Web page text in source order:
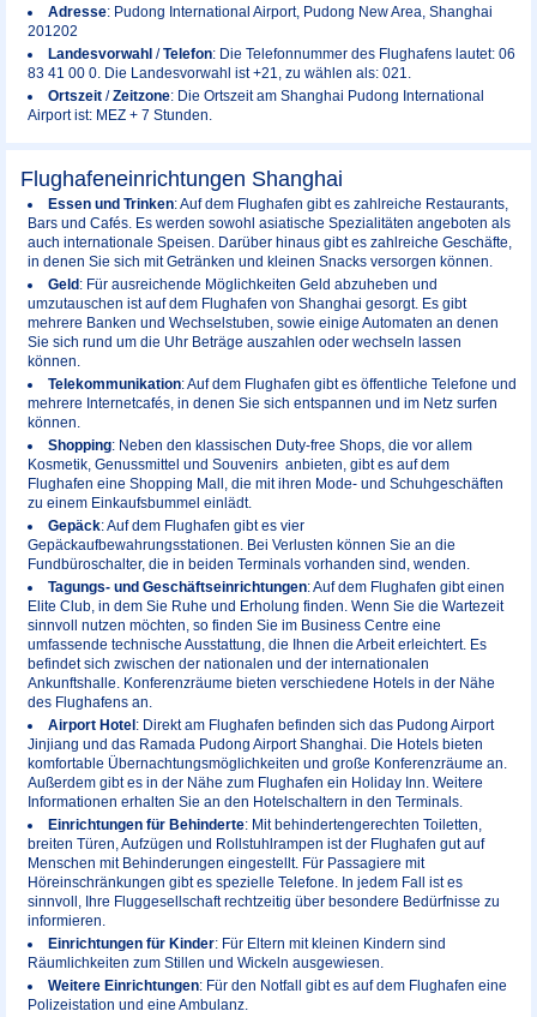
Adresse: Pudong International Airport, Pudong New Area, Shanghai
201202
Landesvorwahl /Telefon: Die Telefonnummer des Flughafens lautet: 06
83 41 00 0. Die Landesvorwahl ist +21, zu wählen als: 021.
Ortszeit /Zeitzone: Die Ortszeit am Shanghai Pudong International
Airport ist: MEZ + 7 Stunden.
Flughafeneinrichtungen Shanghai
Essen und Trinken: Auf dem Flughafen gibt es zahlreiche Restaurants,
Bars und Cafés. Es werden sowohl asiatische Spezialitäten angeboten als
auch internationale Speisen. Darüber hinaus gibt es zahlreiche Geschäfte,
in denen Sie sich mit Getränken und kleinen Snacks versorgen können.
Geld: Für ausreichende Möglichkeiten Geld abzuheben und
umzutauschen ist auf dem Flughafen von Shanghai gesorgt. Es gibt
mehrere Banken und Wechselstuben, sowie einige Automaten an denen
Sie sich rund um die Uhr Beträge auszahlen oder wechseln lassen
können.
Telekommunikation: Auf dem Flughafen gibt es öffentliche Telefone und
mehrere Internetcafés, in denen Sie sich entspannen und im Netz surfen
können.
Shopping: Neben den klassischen Duty-free Shops, die vor allem
Kosmetik, Genussmittel und Souvenirs anbieten, gibt es auf dem
Flughafen eine Shopping Mall, die mit ihren Mode- und Schuhgeschäften
zu einem Einkaufsbummel einlädt.
Gepäck: Auf dem Flughafen gibt es vier
Gepäckaufbewahrungsstationen. Bei Verlusten können Sie an die
Fundbüroschalter, die in beiden Terminals vorhanden sind, wenden.
Tagungs- und Geschäftseinrichtungen: Auf dem Flughafen gibt einen
Elite Club, in dem Sie Ruhe und Erholung finden. Wenn Sie die Wartezeit
sinnvoll nutzen möchten, so finden Sie im Business Centre eine
umfassende technische Ausstattung, die Ihnen die Arbeit erleichtert. Es
befindet sich zwischen der nationalen und der internationalen
Ankunftshalle. Konferenzräume bieten verschiedene Hotels in der Nähe
des Flughafens an.
Airport Hotel: Direkt am Flughafen befinden sich das Pudong Airport
Jinjiang und das Ramada Pudong Airport Shanghai. Die Hotels bieten
komfortable Übernachtungsmöglichkeiten und große Konferenzräume an.
Außerdem gibt es in der Nähe zum Flughafen ein Holiday Inn. Weitere
Informationen erhalten Sie an den Hotelschaltern in den Terminals.
Einrichtungen für Behinderte: Mit behindertengerechten Toiletten,
breiten Türen, Aufzügen und Rollstuhlrampen ist der Flughafen gut auf
Menschen mit Behinderungen eingestellt. Für Passagiere mit
Höreinschränkungen gibt es spezielle Telefone. In jedem Fall ist es
sinnvoll, Ihre Fluggesellschaft rechtzeitig über besondere Bedürfnisse zu
informieren.
Einrichtungen für Kinder: Für Eltern mit kleinen Kindern sind
Räumlichkeiten zum Stillen und Wickeln ausgewiesen.
Weitere Einrichtungen: Für den Notfall gibt es auf dem Flughafen eine
Polizeistation und eine Ambulanz.